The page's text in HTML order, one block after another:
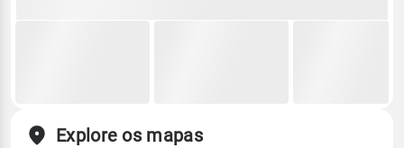
Explore os mapas